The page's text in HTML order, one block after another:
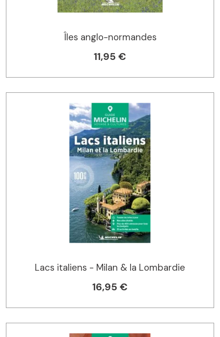
Îles anglo-normandes
11,95 €
Lacs italiens - Milan & la Lombardie
16,95 €